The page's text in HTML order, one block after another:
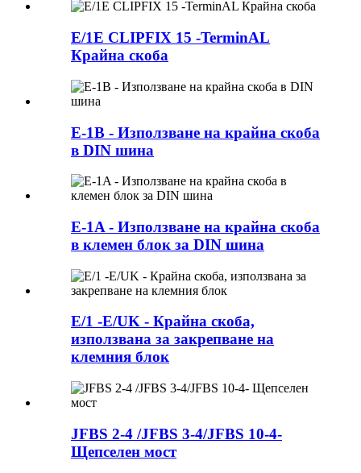
E/1E CLIPFIX 15 -TerminAL
Крайна скоба
E-1B - Използване на крайна скоба
в DIN шина
E-1A - Използване на крайна скоба
в клемен блок за DIN шина
E/1 -E/UK - Крайна скоба,
използвана за закрепване на
клемния блок
JFBS 2-4 /JFBS 3-4/JFBS 10-4-
Щепселен мост